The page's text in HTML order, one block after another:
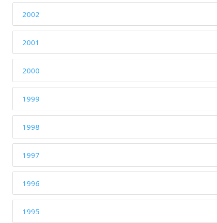
2002
2001
2000
1999
1998
1997
1996
1995